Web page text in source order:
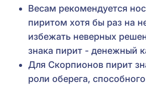
Весам рекомендуется
пиритом хотя бы раз на
избежать неверных
знака пирит - денежный
Для Скорпионов пирит
роли оберега,